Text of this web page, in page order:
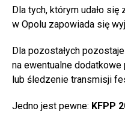
Dla tych, którym udało
w Opolu zapowiada się
Dla pozostałych
na ewentualne
lub śledzenie transmisji
Jedno jest pewne: KFPP